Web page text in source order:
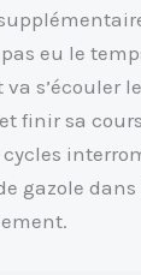
eu le
s’écouler
finir sa
gazole dans